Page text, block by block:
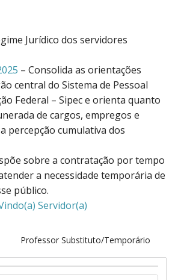
Jurídico dos servidores
– Consolida as orientações
central do Sistema de Pessoal
Federal – Sipec e orienta quanto
de cargos, empregos e
percepção cumulativa dos
sobre a contratação por tempo
a necessidade temporária de
público.
Servidor(a)
Professor Substituto/Temporário